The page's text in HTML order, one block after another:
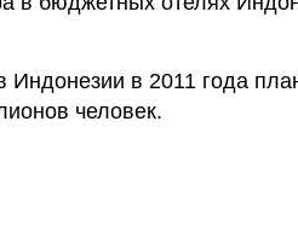
Индонезии в 2011 года
человек.